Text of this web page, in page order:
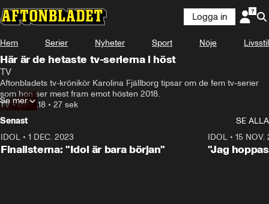
Logga in
Hem Serier Nyheter Sport Nöje Livsstil
Här är de hetaste tv-serierna i höst
TV
Aftonbladets tv-krönikör Karolina Fjällborg tipsar om de fem tv-serier
som hon ser mest fram emot hösten 2018.
TV •01.08.18 • 27 sek
Se mer
Senast
SE ALLA
IDOL • 1 DEC. 2023
Finalisterna: "Idol är bara början"
IDOL• 15 NOV.
"Jag